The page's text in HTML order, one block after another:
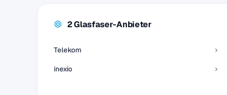
2 Glasfaser-Anbieter
Telekom
inexio